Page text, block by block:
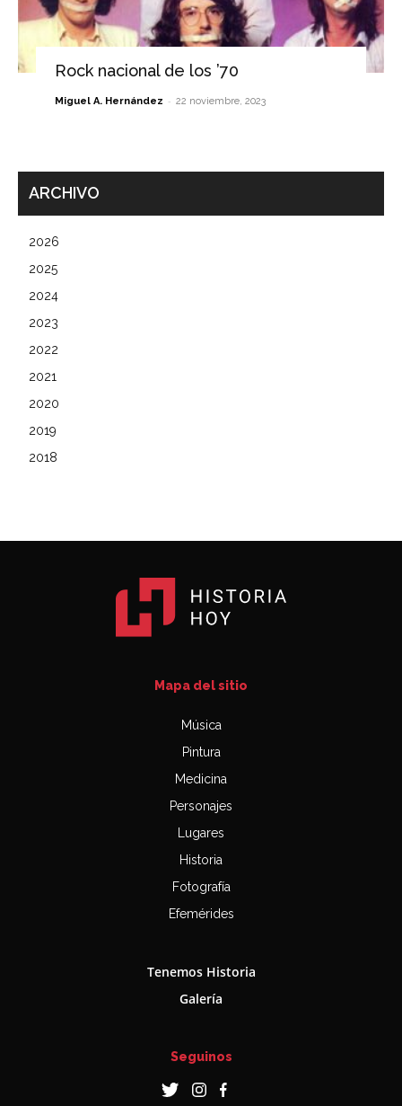
Rock nacional de los ’70
Miguel A. Hernández - 22 noviembre, 2023
ARCHIVO
2026
2025
2024
2023
2022
2021
2020
2019
2018
Mapa del sitio
Música
Pintura
Medicina
Personajes
Lugares
Historia
Fotografía
Efemérides
Tenemos Historia
Galería
Seguinos